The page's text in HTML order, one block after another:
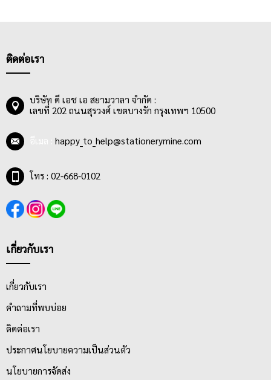
ติดต่อเรา
บริษัท ดี เอช เอ สยามวาลา จำกัด :
เลขที่ 202 ถนนสุรวงศ์ เขตบางรัก กรุงเทพฯ 10500
happy_to_help@stationerymine.com
โทร : 02-668-0102
เกี่ยวกับเรา
เกี่ยวกับเรา
คำถามที่พบบ่อย
ติดต่อเรา
ประกาศนโยบายความเป็นส่วนตัว
นโยบายการจัดส่ง